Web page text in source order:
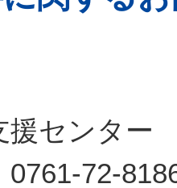
援センター
0761-72-